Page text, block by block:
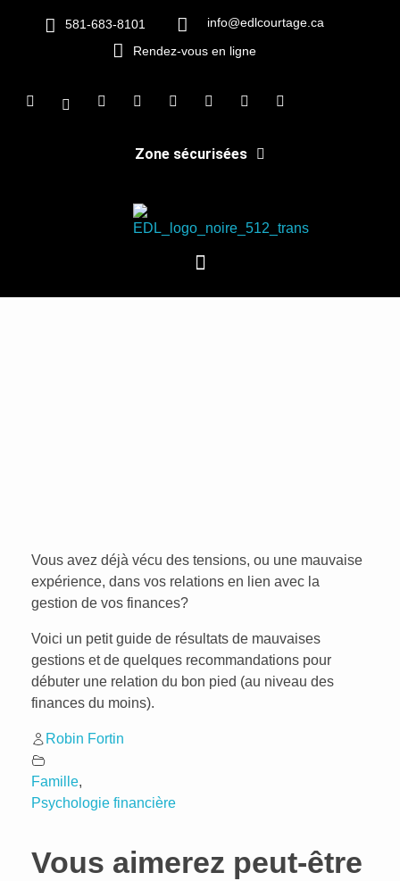
581-683-8101 info@edlcourtage.ca
Rendez-vous en ligne
Zone sécurisées
Vous avez déjà vécu des tensions, ou une mauvaise
expérience, dans vos relations en lien avec la
gestion de vos finances?
Voici un petit guide de résultats de mauvaises
gestions et de quelques recommandations pour
débuter une relation du bon pied (au niveau des
finances du moins).
Robin Fortin
Famille,
Psychologie financière
Vous aimerez peut-être